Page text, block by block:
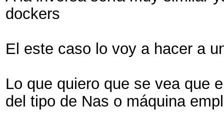
dockers
El este caso lo voy a hacer a
Lo que quiero que se vea que
del tipo de Nas o máquina